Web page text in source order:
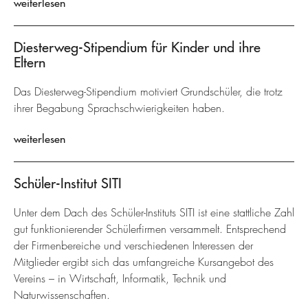
weiterlesen
Diesterweg-Stipendium für Kinder und ihre
Eltern
Das Diesterweg-Stipendium motiviert Grundschüler, die trotz
ihrer Begabung Sprachschwierigkeiten haben.
weiterlesen
Schüler-Institut SITI
Unter dem Dach des Schüler-Instituts SITI ist eine stattliche Zahl
gut funktionierender Schülerfirmen versammelt. Entsprechend
der Firmenbereiche und verschiedenen Interessen der
Mitglieder ergibt sich das umfangreiche Kursangebot des
Vereins – in Wirtschaft, Informatik, Technik und
Naturwissenschaften.